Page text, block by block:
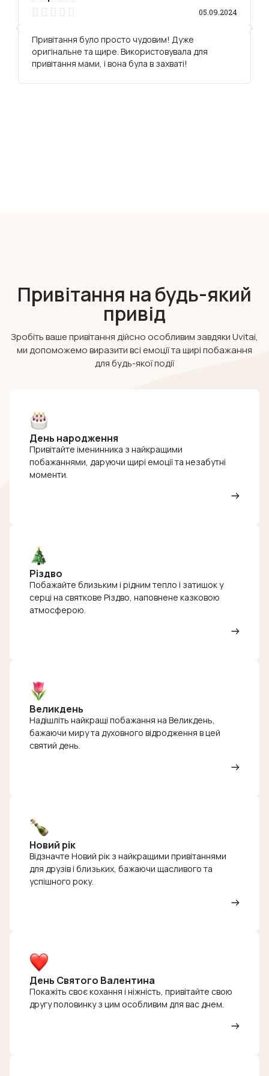
     05.09.2024
Привітання було просто чудовим! Дуже
оригінальне та щире. Використовувала для
привітання мами, і вона була в захваті!
Привітання на будь-який
привід
Зробіть ваше привітання дійсно особливим завдяки Uvitai,
ми допоможемо виразити всі емоції та щирі побажання
для будь-якої події
День народження
Привітайте іменинника з найкращими
побажаннями, даруючи щирі емоції та незабутні
моменти.
Різдво
Побажайте близьким і рідним тепло і затишок у
серці на святкове Різдво, наповнене казковою
атмосферою.
Великдень
Надішліть найкращі побажання на Великдень,
бажаючи миру та духовного відродження в цей
святий день.
Новий рік
Відзначте Новий рік з найкращими привітаннями
для друзів і близьких, бажаючи щасливого та
успішного року.
День Святого Валентина
Покажіть своє кохання і ніжність, привітайте свою
другу половинку з цим особливим для вас днем.